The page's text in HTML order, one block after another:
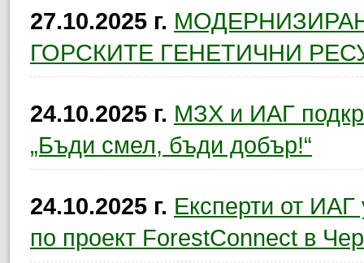
27.10.2025 г.
ГОРСКИТЕ ГЕНЕТИЧНИ
24.10.2025 г. МЗХ и ИАГ
„Бъди смел, бъди добър!“
24.10.2025 г. Експерти от
по проект ForestConnect в